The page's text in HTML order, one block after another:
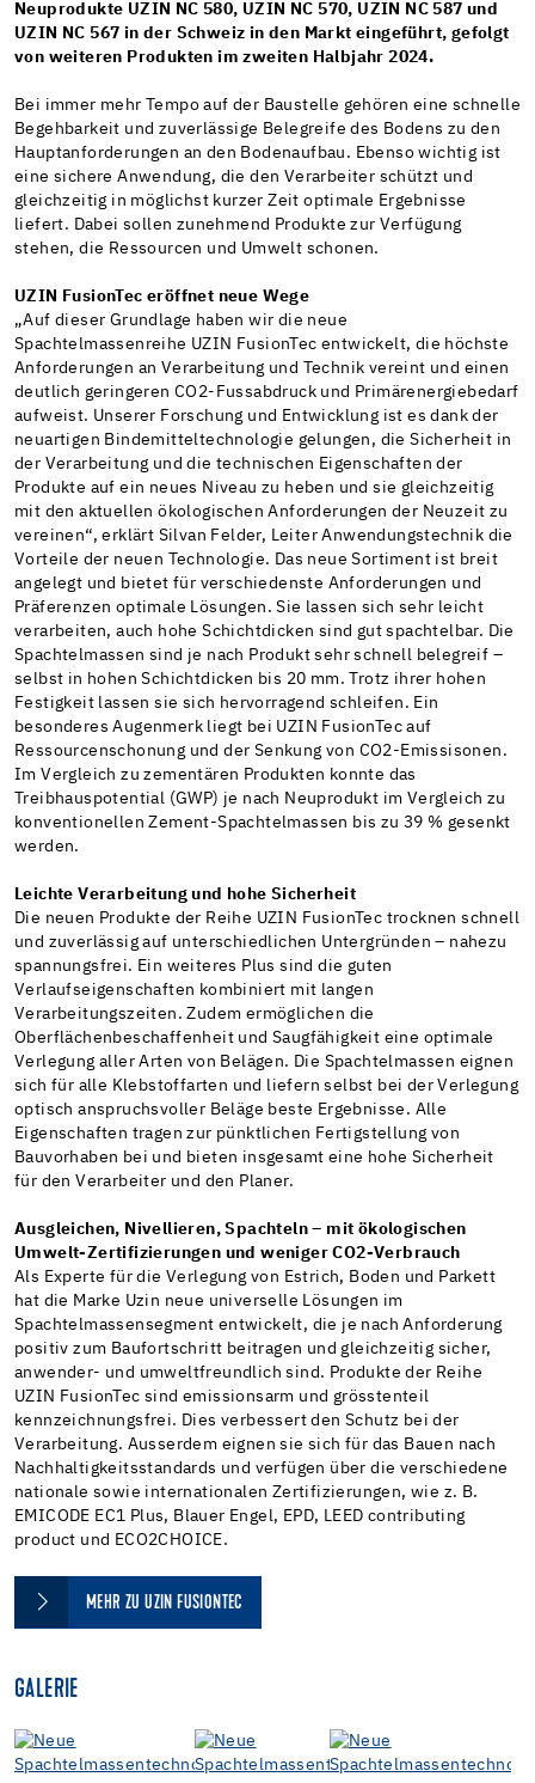
Neuprodukte UZIN NC 580, UZIN NC 570, UZIN NC 587 und
UZIN NC 567 in der Schweiz in den Markt eingeführt, gefolgt
von weiteren Produkten im zweiten Halbjahr 2024.
Bei immer mehr Tempo auf der Baustelle gehören eine schnelle
Begehbarkeit und zuverlässige Belegreife des Bodens zu den
Hauptanforderungen an den Bodenaufbau. Ebenso wichtig ist
eine sichere Anwendung, die den Verarbeiter schützt und
gleichzeitig in möglichst kurzer Zeit optimale Ergebnisse
liefert. Dabei sollen zunehmend Produkte zur Verfügung
stehen, die Ressourcen und Umwelt schonen.
UZIN FusionTec eröffnet neue Wege
„Auf dieser Grundlage haben wir die neue
Spachtelmassenreihe UZIN FusionTec entwickelt, die höchste
Anforderungen an Verarbeitung und Technik vereint und einen
deutlich geringeren CO2-Fussabdruck und Primärenergiebedarf
aufweist. Unserer Forschung und Entwicklung ist es dank der
neuartigen Bindemitteltechnologie gelungen, die Sicherheit in
der Verarbeitung und die technischen Eigenschaften der
Produkte auf ein neues Niveau zu heben und sie gleichzeitig
mit den aktuellen ökologischen Anforderungen der Neuzeit zu
vereinen“, erklärt Silvan Felder, Leiter Anwendungstechnik die
Vorteile der neuen Technologie. Das neue Sortiment ist breit
angelegt und bietet für verschiedenste Anforderungen und
Präferenzen optimale Lösungen. Sie lassen sich sehr leicht
verarbeiten, auch hohe Schichtdicken sind gut spachtelbar. Die
Spachtelmassen sind je nach Produkt sehr schnell belegreif –
selbst in hohen Schichtdicken bis 20 mm. Trotz ihrer hohen
Festigkeit lassen sie sich hervorragend schleifen. Ein
besonderes Augenmerk liegt bei UZIN FusionTec auf
Ressourcenschonung und der Senkung von CO2-Emissisonen.
Im Vergleich zu zementären Produkten konnte das
Treibhauspotential (GWP) je nach Neuprodukt im Vergleich zu
konventionellen Zement-Spachtelmassen bis zu 39 % gesenkt
werden.
Leichte Verarbeitung und hohe Sicherheit
Die neuen Produkte der Reihe UZIN FusionTec trocknen schnell
und zuverlässig auf unterschiedlichen Untergründen – nahezu
spannungsfrei. Ein weiteres Plus sind die guten
Verlaufseigenschaften kombiniert mit langen
Verarbeitungszeiten. Zudem ermöglichen die
Oberflächenbeschaffenheit und Saugfähigkeit eine optimale
Verlegung aller Arten von Belägen. Die Spachtelmassen eignen
sich für alle Klebstoffarten und liefern selbst bei der Verlegung
optisch anspruchsvoller Beläge beste Ergebnisse. Alle
Eigenschaften tragen zur pünktlichen Fertigstellung von
Bauvorhaben bei und bieten insgesamt eine hohe Sicherheit
für den Verarbeiter und den Planer.
Ausgleichen, Nivellieren, Spachteln – mit ökologischen
Umwelt-Zertifizierungen und weniger CO2-Verbrauch
Als Experte für die Verlegung von Estrich, Boden und Parkett
hat die Marke Uzin neue universelle Lösungen im
Spachtelmassensegment entwickelt, die je nach Anforderung
positiv zum Baufortschritt beitragen und gleichzeitig sicher,
anwender- und umweltfreundlich sind. Produkte der Reihe
UZIN FusionTec sind emissionsarm und grösstenteil
kennzeichnungsfrei. Dies verbessert den Schutz bei der
Verarbeitung. Ausserdem eignen sie sich für das Bauen nach
Nachhaltigkeitsstandards und verfügen über die verschiedene
nationale sowie internationalen Zertifizierungen, wie z. B.
EMICODE EC1 Plus, Blauer Engel, EPD, LEED contributing
product und ECO2CHOICE.
MEHR ZU UZIN FUSIONTEC
GALERIE